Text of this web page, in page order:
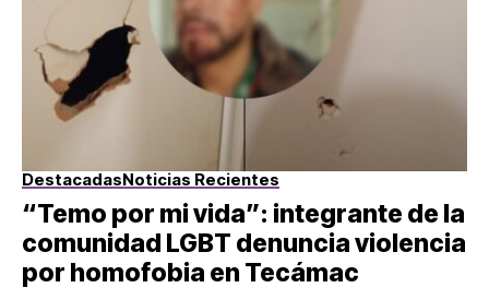
DestacadasNoticias Recientes
“Temo por mi vida”: integrante de la
comunidad LGBT denuncia violencia
por homofobia en Tecámac